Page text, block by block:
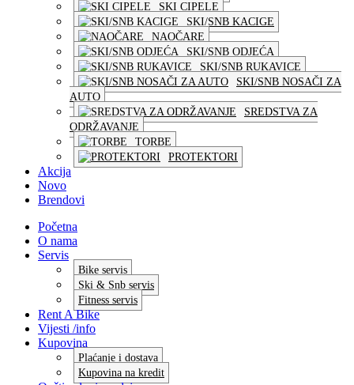
SKI CIPELE
SKI/SNB KACIGE
NAOČARE
SKI/SNB ODJEĆA
SKI/SNB RUKAVICE
SKI/SNB NOSAČI ZA
AUTO
SREDSTVA ZA
ODRŽAVANJE
TORBE
PROTEKTORI
Akcija
Novo
Brendovi
Početna
O nama
Servis
Bike servis
Ski & Snb servis
Fitness servis
Rent A Bike
Vijesti /info
Kupovina
Plaćanje i dostava
Kupovina na kredit